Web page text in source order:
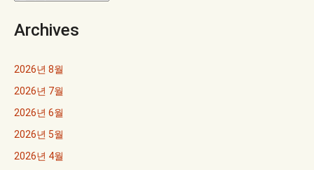
이
션Archives
2026년 8월
2026년 7월
2026년 6월
2026년 5월
2026년 4월